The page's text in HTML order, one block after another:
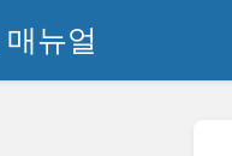
뉴얼